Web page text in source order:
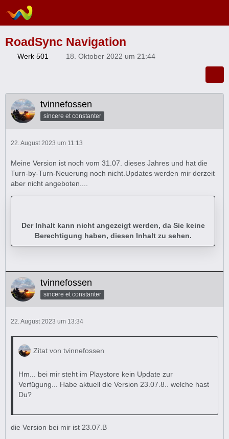
RoadSync Navigation
Werk 501 18. Oktober 2022 um 21:44
tvinnefossen
sincere et constanter
22. August 2023 um 11:13
Meine Version ist noch vom 31.07. dieses Jahres und hat die
Turn-by-Turn-Neuerung noch nicht.Updates werden mir derzeit
aber nicht angeboten....
Der Inhalt kann nicht angezeigt werden, da Sie keine
Berechtigung haben, diesen Inhalt zu sehen.
tvinnefossen
sincere et constanter
22. August 2023 um 13:34
Zitat von tvinnefossen
Hm... bei mir steht im Playstore kein Update zur
Verfügung... Habe aktuell die Version 23.07.8.. welche hast
Du?
die Version bei mir ist 23.07.B